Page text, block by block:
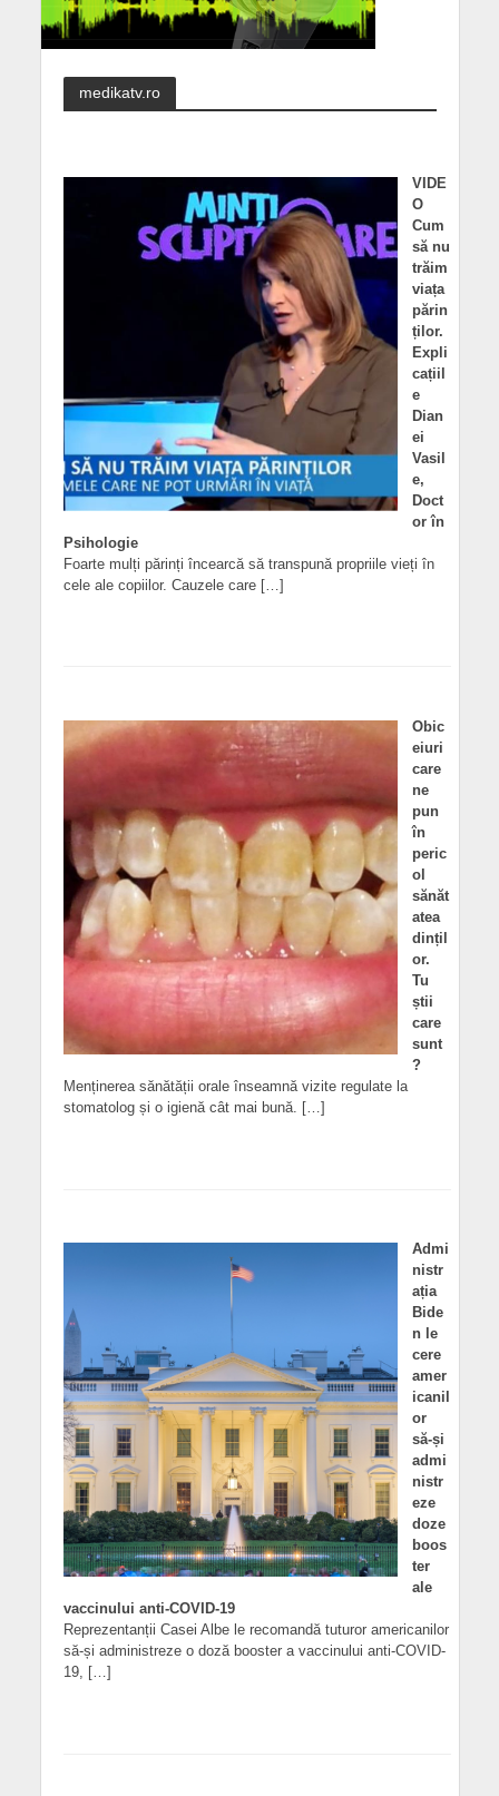
medikatv.ro
VIDE
O
Cum
să nu
trăim
viața
părin
ților.
Expli
cațiil
e
Dian
ei
Vasil
e,
Doct
or în
Psihologie
Foarte mulți părinți încearcă să transpună propriile vieți în
cele ale copiilor. Cauzele care […]
Obic
eiuri
care
ne
pun
în
peric
ol
sănăt
atea
dințil
or.
Tu
știi
care
sunt
?
Menținerea sănătății orale înseamnă vizite regulate la
stomatolog și o igienă cât mai bună. […]
Admi
nistr
ația
Bide
n le
cere
amer
icanil
or
să-și
admi
nistr
eze
doze
boos
ter
ale
vaccinului anti-COVID-19
Reprezentanții Casei Albe le recomandă tuturor americanilor
să-și administreze o doză booster a vaccinului anti-COVID-
19, […]